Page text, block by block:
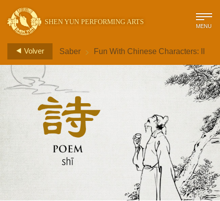
SHEN YUN PERFORMING ARTS MENU
Volver Saber > Fun With Chinese Characters: II